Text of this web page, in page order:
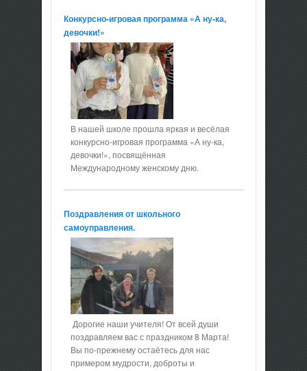
Конкурсно-игровая программа «А ну-ка,
девочки!»
В нашей школе прошла яркая и весёлая
конкурсно-игровая программа «А ну-ка,
девочки!», посвящённая
Международному женскому дню.
Поздравления от школьного
самоуправления.
Дорогие наши учителя! От всей души
поздравляем вас с праздником 8 Марта!
Вы по-прежнему остаётесь для нас
примером мудрости, доброты и